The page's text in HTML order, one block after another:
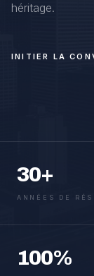
héritage.
INITIER LA
30+
ANNÉES DE
100%